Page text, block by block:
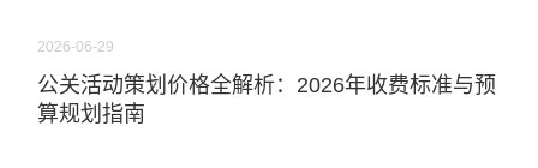
2026-06-29
公关活动策划价格全解析：2026年收费标准与预
算规划指南